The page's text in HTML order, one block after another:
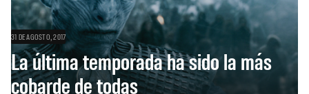
31 DE AGOSTO, 2017
La última temporada ha sido la más
cobarde de todas